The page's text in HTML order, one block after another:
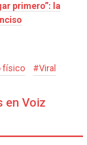
primero”: la
físico #Viral
en Voiz